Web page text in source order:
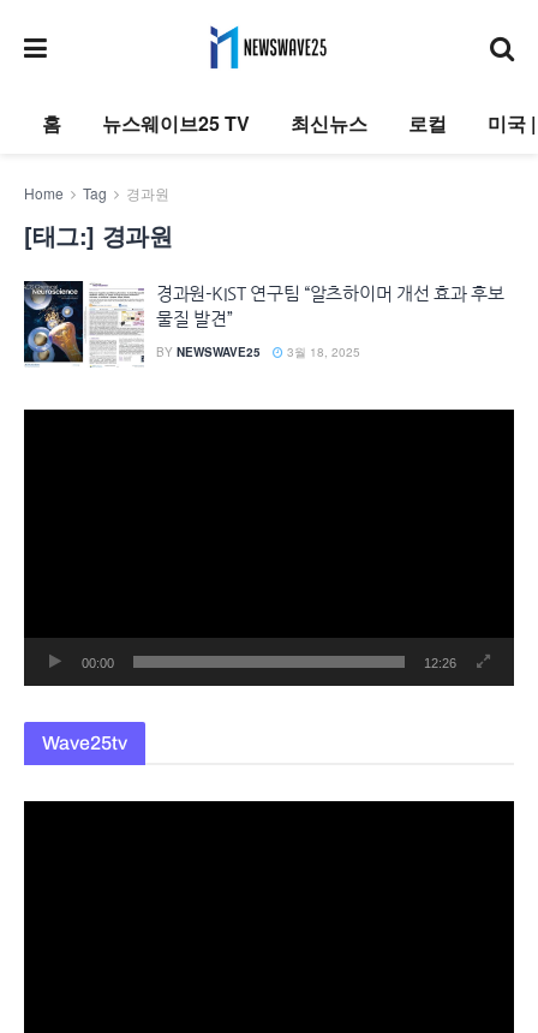
홈 뉴스웨이브25 TV 최신뉴스 로컬 미국
Home Tag 경과원
[태그:] 경과원
경과원-KIST 연구팀 “알츠하이머 개선 효과 후보
물질 발견”
BY NEWSWAVE25 3월 18, 2025
00:00 12:26
Wave25tv